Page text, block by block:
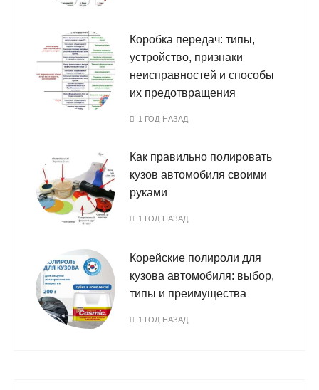
Коробка передач: типы,
устройство, признаки
неисправностей и способы
их предотвращения
1 ГОД НАЗАД
Как правильно полировать
кузов автомобиля своими
руками
1 ГОД НАЗАД
Корейские полироли для
кузова автомобиля: выбор,
типы и преимущества
1 ГОД НАЗАД